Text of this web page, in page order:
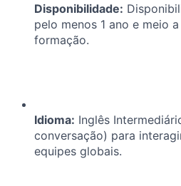
Disponibilidade:
pelo menos 1 ano e meio
formação.
Idioma: Inglês
conversação) para
equipes globais.